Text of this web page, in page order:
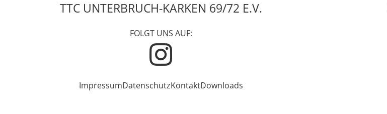
TTC UNTERBRUCH-KARKEN 69/72 E.V.
FOLGT UNS AUF:
ImpressumDatenschutzKontaktDownloads